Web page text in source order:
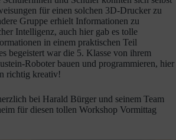
für einen solchen 3D-Drucker zu
Gruppe erhielt Informationen zu
Intelligenz, auch hier gab es tolle
in einem praktischen Teil
begeistert war die 5. Klasse von ihrem
Roboter bauen und programmieren, hier
richtig kreativ!
bei Harald Bürger und seinem Team
für diesen tollen Workshop Vormittag